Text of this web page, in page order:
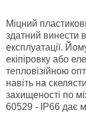
Міцний
здатний винести
експлуатації.
екіпіровку або
тепловізійною
навіть на
захищеності по
60529 - IP66 дає